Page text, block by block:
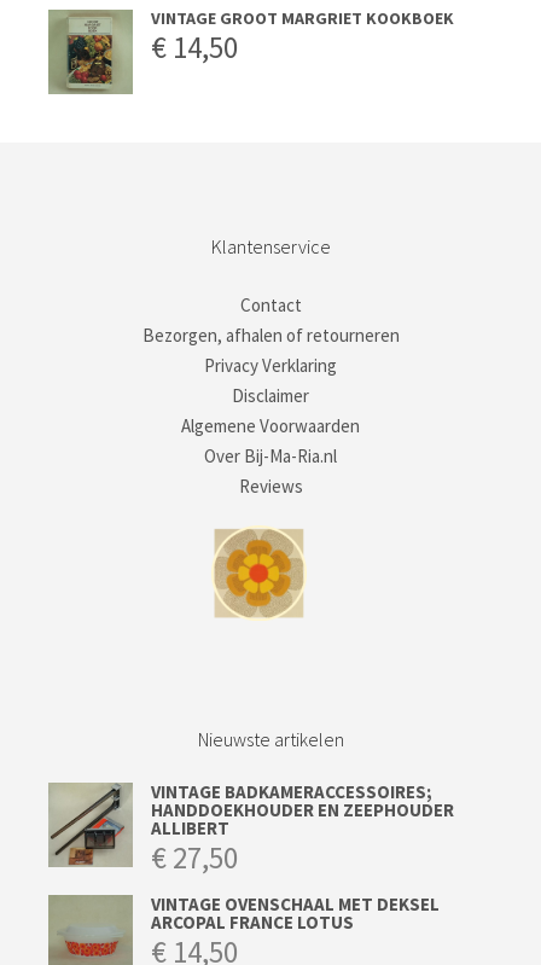
VINTAGE GROOT MARGRIET KOOKBOEK
€ 14,50
Klantenservice
Contact
Bezorgen, afhalen of retourneren
Privacy Verklaring
Disclaimer
Algemene Voorwaarden
Over Bij-Ma-Ria.nl
Reviews
Nieuwste artikelen
VINTAGE BADKAMERACCESSOIRES;
HANDDOEKHOUDER EN ZEEPHOUDER
ALLIBERT
€27,50
VINTAGE OVENSCHAAL MET DEKSEL
ARCOPAL FRANCE LOTUS
€ 14,50